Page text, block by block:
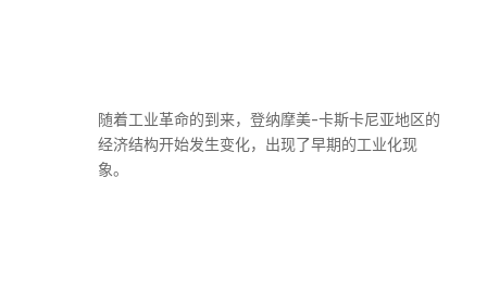
随着工业革命的到来，登纳摩美-卡斯卡尼亚地区的
经济结构开始发生变化，出现了早期的工业化现
象。